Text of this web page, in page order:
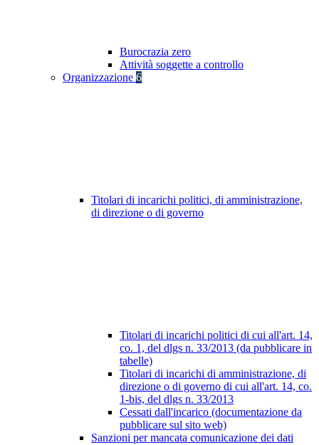
Burocrazia zero
Attività soggette a controllo
Organizzazione 6
Titolari di incarichi politici, di amministrazione,
di direzione o di governo
Titolari di incarichi politici di cui all'art. 14,
co. 1, del dlgs n. 33/2013 (da pubblicare in
tabelle)
Titolari di incarichi di amministrazione, di
direzione o di governo di cui all'art. 14, co.
1-bis, del dlgs n. 33/2013
Cessati dall'incarico (documentazione da
pubblicare sul sito web)
Sanzioni per mancata comunicazione dei dati